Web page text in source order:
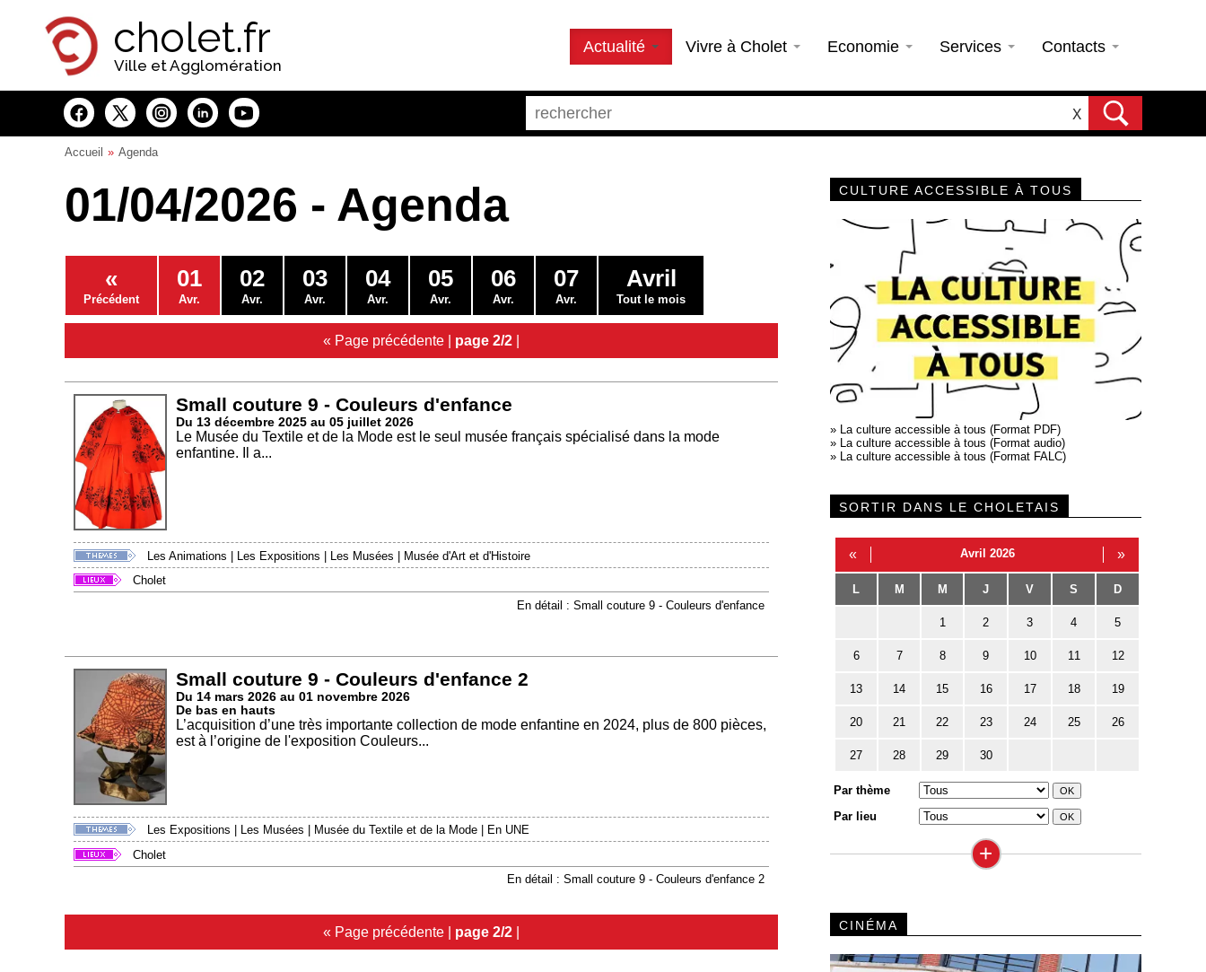
cholet.fr
Ville et Agglomération
Actualité Vivre à Cholet Economie Services Contacts
X
Accueil Agenda
01/04/2026 - Agenda
«
Précédent
01
Avr.
02
Avr.
03
Avr.
04
Avr.
05
Avr.
06
Avr.
07
Avr.
Avril
Tout le mois
« Page précédente | page 2/2 |
Small couture 9 - Couleurs d'enfance
Du 13 décembre 2025 au 05 juillet 2026
Le Musée du Textile et de la Mode est le seul musée français spécialisé dans la mode
enfantine. Il a...
Les Animations Les Expositions Les Musées
Musée d'Art et d'Histoire
Cholet
En détail : Small couture 9 - Couleurs d'enfance
Small couture 9 - Couleurs d'enfance 2
Du 14 mars 2026 au 01 novembre 2026
De bas en hauts
L’acquisition d’une très importante collection de mode enfantine en 2024, plus de 800 pièces,
est à l’origine de l'exposition Couleurs...
Les Expositions Les Musées Musée du Textile et de la Mode
En UNE
Cholet
En détail : Small couture 9 - Couleurs d'enfance 2
« Page précédente | page 2/2 |
CULTURE ACCESSIBLE À TOUS
» La culture accessible à tous (Format PDF)
» La culture accessible à tous (Format audio)
» La culture accessible à tous (Format FALC)
SORTIR DANS LE CHOLETAIS
« Avril 2026 »
L M M J V S D
1 2 3 4 5
6 7 8 9 10 11 12
13 14 15 16 17 18 19
20 21 22 23 24 25 26
27 28 29 30
Par thème
Par lieu
+
CINÉMA